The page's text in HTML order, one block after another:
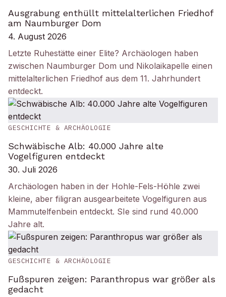
Ausgrabung enthüllt mittelalterlichen Friedhof
am Naumburger Dom
4. August 2026
Letzte Ruhestätte einer Elite? Archäologen haben
zwischen Naumburger Dom und Nikolaikapelle einen
mittelalterlichen Friedhof aus dem 11. Jahrhundert
entdeckt.
GESCHICHTE & ARCHÄOLOGIE
Schwäbische Alb: 40.000 Jahre alte
Vogelfiguren entdeckt
30. Juli 2026
Archäologen haben in der Hohle-Fels-Höhle zwei
kleine, aber filigran ausgearbeitete Vogelfiguren aus
Mammutelfenbein entdeckt. SIe sind rund 40.000
Jahre alt.
GESCHICHTE & ARCHÄOLOGIE
Fußspuren zeigen: Paranthropus war größer als
gedacht